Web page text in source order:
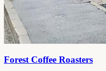
Forest Coffee Roasters